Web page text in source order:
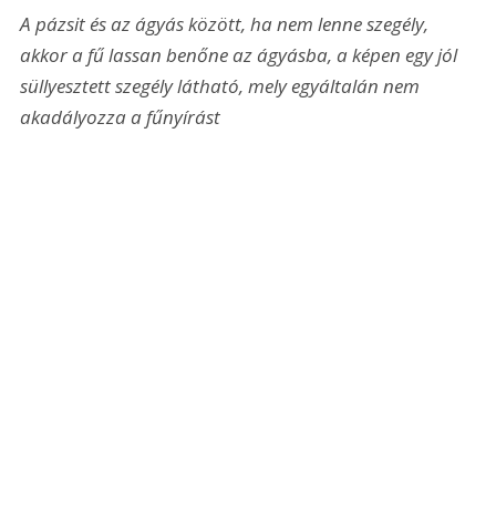
A pázsit és az ágyás között, ha nem lenne szegély,
akkor a fű lassan benőne az ágyásba, a képen egy jól
süllyesztett szegély látható, mely egyáltalán nem
akadályozza a fűnyírást